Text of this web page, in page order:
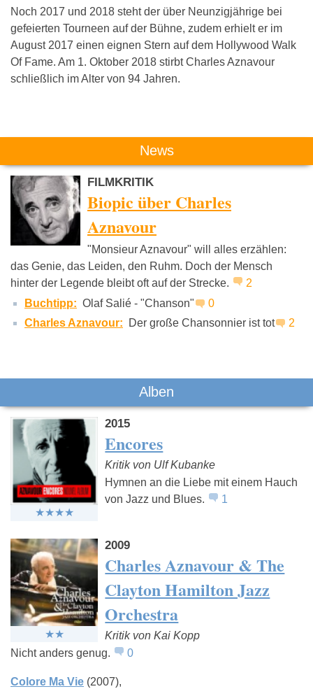
Noch 2017 und 2018 steht der über Neunzigjährige bei
gefeierten Tourneen auf der Bühne, zudem erhielt er im
August 2017 einen eignen Stern auf dem Hollywood Walk
Of Fame. Am 1. Oktober 2018 stirbt Charles Aznavour
schließlich im Alter von 94 Jahren.
Das könnte Dich auch interessieren:
Lali Puna Hildegard Knef
News
FILMKRITIK
Biopic über Charles
Aznavour
"Monsieur Aznavour" will alles erzählen:
das Genie, das Leiden, den Ruhm. Doch der Mensch
hinter der Legende bleibt oft auf der Strecke.
2
Buchtipp: Olaf Salié - "Chanson"
0
Charles Aznavour:
Der große Chansonnier ist tot 2
Alben
2015
Encores
Kritik von Ulf Kubanke
Hymnen an die Liebe mit einem Hauch
von Jazz und Blues.
1
2009
Charles Aznavour & The
Clayton Hamilton Jazz
Orchestra
Kritik von Kai Kopp
Nicht anders genug.
0
Colore Ma Vie (2007)